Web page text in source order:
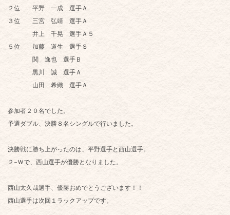
２位 平野 一成 選手Ａ
３位 三宮 弘靖 選手Ａ
井上 千晃 選手Ａ５
５位 加藤 道生 選手Ｓ
関 逸也 選手Ｂ
黒川 誠 選手Ａ
山田 希織 選手Ａ
参加者２０名でした。
予選ダブル、決勝８名シングルで行いました。
決勝戦に勝ち上がったのは、平野選手と西山選手。
２-Ｗで、西山選手が優勝となりました。
西山太久哉選手、優勝おめでとうございます！！
西山選手は次回１ラックアップです。